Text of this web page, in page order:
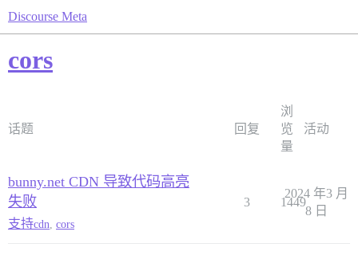
Discourse Meta
cors
话题 回复
浏
览
量
活动
bunny.net CDN 导致代码高亮
失败
支持cdn cors
3 1449
2024 年3 月
8 日